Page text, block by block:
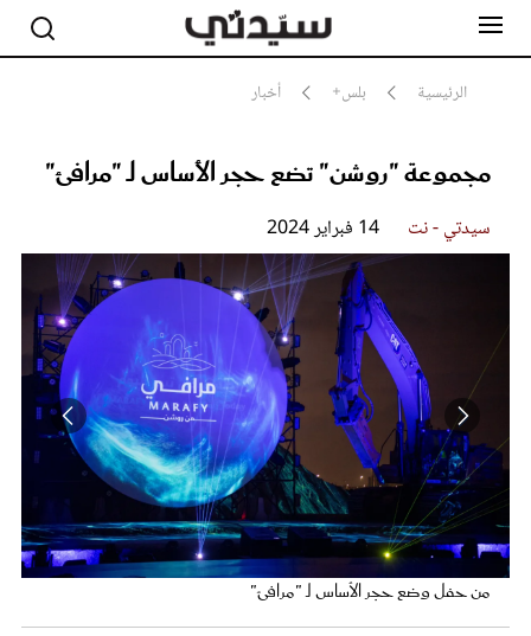
الرئيسية بلس+ أخبار
مجموعة "روشن" تضع حجر الأساس لـ "مرافئ"
سيدتي - نت 14 فبراير 2024
من حفل وضع حجر الأساس لـ "مرافئ"
من حفل وضع حجر الأساس لـ "مرافئ"
مشاهير
أناقة
جمال
صحة ورشاقة
فيديو
مطبخ سيدتي
مقالات الرأي
ستايل
تقارير
عروس سيدتي